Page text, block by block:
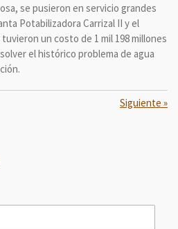
se pusieron en servicio grandes
Potabilizadora Carrizal II y el
un costo de 1 mil 198 millones
el histórico problema de agua
Siguiente »